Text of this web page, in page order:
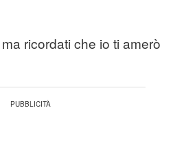
ricordati che io ti amerò